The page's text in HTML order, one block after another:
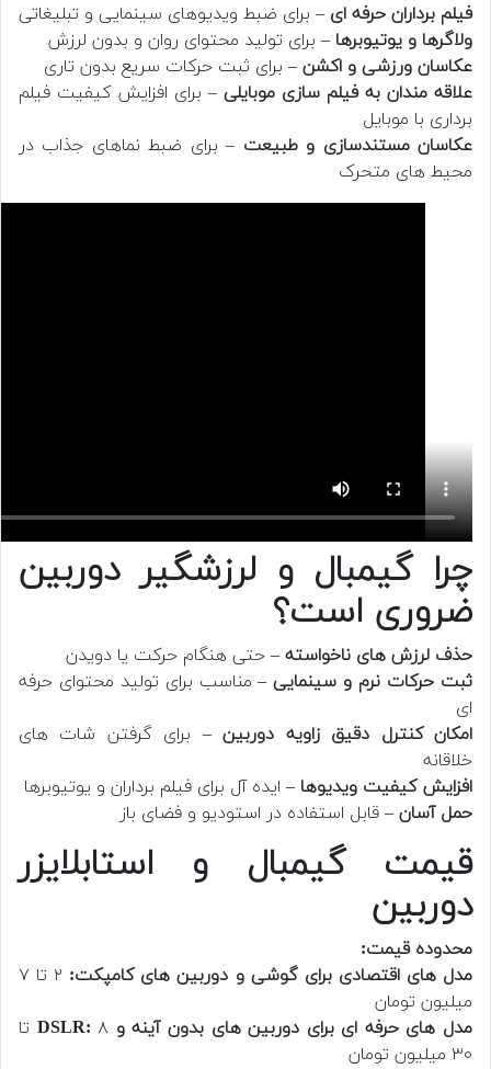
فیلم برداران حرفه ای – برای ضبط ویدیوهای سینمایی و تبلیغاتی
ولاگرها و یوتیوبرها – برای تولید محتوای روان و بدون لرزش
عکاسان ورزشی و اکشن – برای ثبت حرکات سریع بدون تاری
علاقه مندان به فیلم سازی موبایلی – برای افزایش کیفیت فیلم
برداری با موبایل
عکاسان مستندسازی و طبیعت – برای ضبط نماهای جذاب در
محیط های متحرک
چرا گیمبال و لرزشگیر دوربین
ضروری است؟
حذف لرزش های ناخواسته – حتی هنگام حرکت یا دویدن
ثبت حرکات نرم و سینمایی– مناسب برای تولید محتوای حرفه
ای
امکان کنترل دقیق زاویه دوربین– برای گرفتن شات های
خلاقانه
افزایش کیفیت ویدیوها – ایده آل برای فیلم برداران و یوتیوبرها
حمل آسان – قابل استفاده در استودیو و فضای باز
قیمت گیمبال و استابلایزر
دوربین
محدوده قیمت:
مدل های اقتصادی برای گوشی و دوربین های کامپکت:
۲ تا ۷
میلیون تومان
مدل های حرفه ای برای دوربین های بدون آینه و DSLR:
۸ تا
۳۰ میلیون تومان